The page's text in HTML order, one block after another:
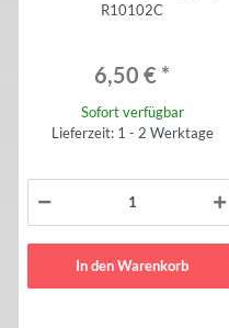
R10102C
6,50 € *
Sofort verfügbar
Lieferzeit: 1 - 2 Werktage
In den Warenkorb